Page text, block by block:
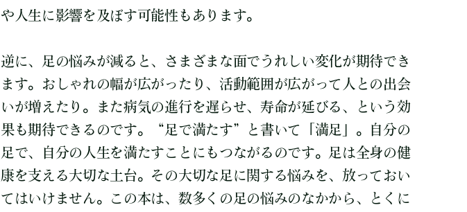
や人生に影響を及ぼす可能性もあります。
逆に、足の悩みが減ると、さまざまな面でうれしい変化が期待でき
ます。おしゃれの幅が広がったり、活動範囲が広がって人との出会
いが増えたり。また病気の進行を遅らせ、寿命が延びる、という効
果も期待できるのです。“足で満たす”と書いて「満足」。自分の
足で、自分の人生を満たすことにもつながるのです。足は全身の健
康を支える大切な土台。その大切な足に関する悩みを、放っておい
てはいけません。この本は、数多くの足の悩みのなかから、とくに